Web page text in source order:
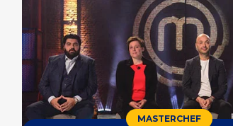
MASTERCHEF